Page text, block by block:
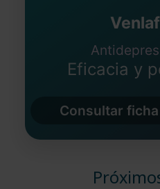
Eficacia y
Consultar